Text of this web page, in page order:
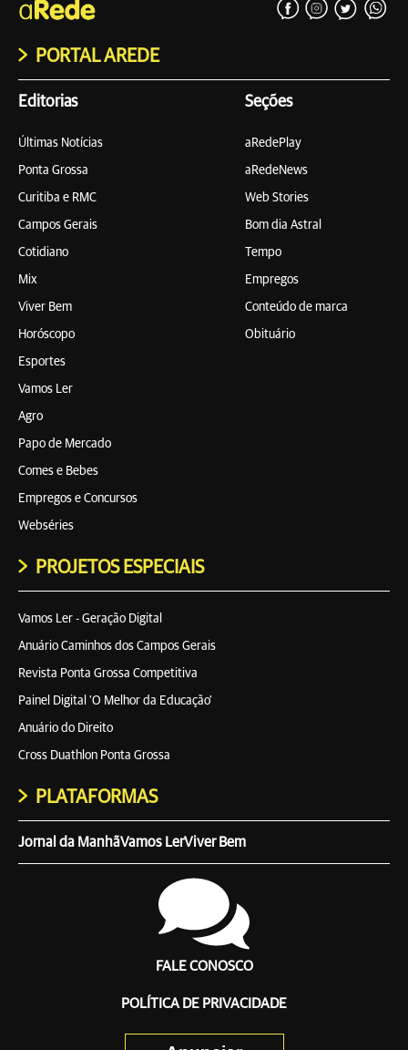
PORTAL AREDE
Editorias
Últimas Notícias
Ponta Grossa
Curitiba e RMC
Campos Gerais
Cotidiano
Mix
Viver Bem
Horóscopo
Esportes
Vamos Ler
Agro
Papo de Mercado
Comes e Bebes
Empregos e Concursos
Webséries
Seções
aRedePlay
aRedeNews
Web Stories
Bom dia Astral
Tempo
Empregos
Conteúdo de marca
Obituário
PROJETOS ESPECIAIS
Vamos Ler - Geração Digital
Anuário Caminhos dos Campos Gerais
Revista Ponta Grossa Competitiva
Painel Digital 'O Melhor da Educação'
Anuário do Direito
Cross Duathlon Ponta Grossa
PLATAFORMAS
Jornal da ManhãVamos LerViver Bem
FALE CONOSCO
POLÍTICA DE PRIVACIDADE